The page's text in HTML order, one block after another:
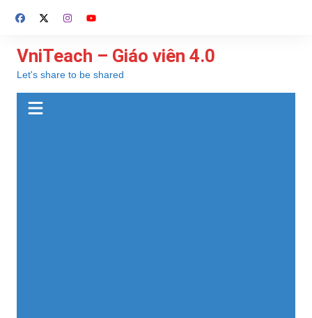
đến
dung
VniTeach – Giáo viên 4.0
Let's share to be shared